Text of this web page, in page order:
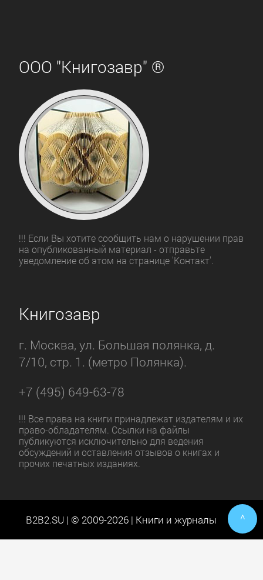
ООО "Книгозавр" ®
!!! Если Вы хотите сообщить нам о нарушении прав
на опубликованный материал - отправьте
уведомление об этом на странице 'Контакт'.
Книгозавр
г. Москва, ул. Большая полянка, д.
7/10, стр. 1. (метро Полянка).
+7 (495) 649-63-78
!!! Все права на книги принадлежат издателям и их
право-обладателям. Ссылки на файлы
публикуются исключительно для ведения
обсуждений и оставления отзывов о книгах и
прочих печатных изданиях.
B2B2.SU | © 2009-2026 | Книги и журналы ^